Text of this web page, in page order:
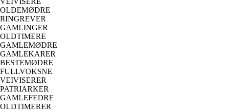
OLDEMØDRE
RINGREVER
GAMLINGER
OLDTIMERE
GAMLEMØDRE
GAMLEKARER
BESTEMØDRE
FULLVOKSNE
VEIVISERER
PATRIARKER
GAMLEFEDRE
OLDTIMERER